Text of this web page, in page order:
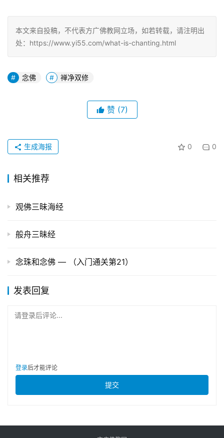
本文来自投稿，不代表方广佛教网立场，如若转载，请注明出
处：https://www.yi55.com/what-is-chanting.html
念佛 禅净双修
赞 (7)
0 0
生成海报
相关推荐
观佛三昧海经
般舟三昧经
念珠和念佛 — （入门通关第21）
发表回复
请登录后评论...
登录后才能评论
提交